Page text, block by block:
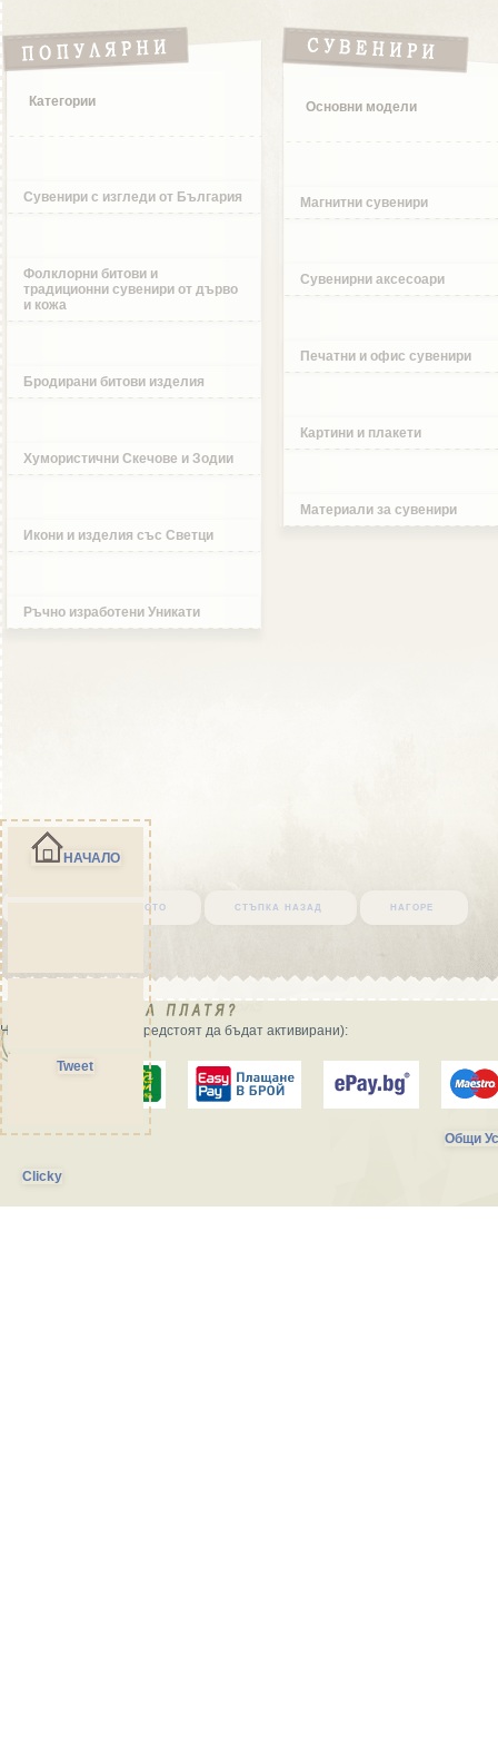
Категории
Сувенири с изгледи от България
Фолклорни битови и
традиционни сувенири от дърво
и кожа
Бродирани битови изделия
Хумористични Скечове и Зодии
Икони и изделия със Светци
Ръчно изработени Уникати
Основни модели
Магнитни сувенири
Сувенирни аксесоари
Печатни и офис сувенири
Картини и плакети
Материали за сувенири
върни се в началото стъпка назад нагоре
Начини на плащане (предстоят да бъдат активирани):
Общи
Clicky
НАЧАЛО
Tweet